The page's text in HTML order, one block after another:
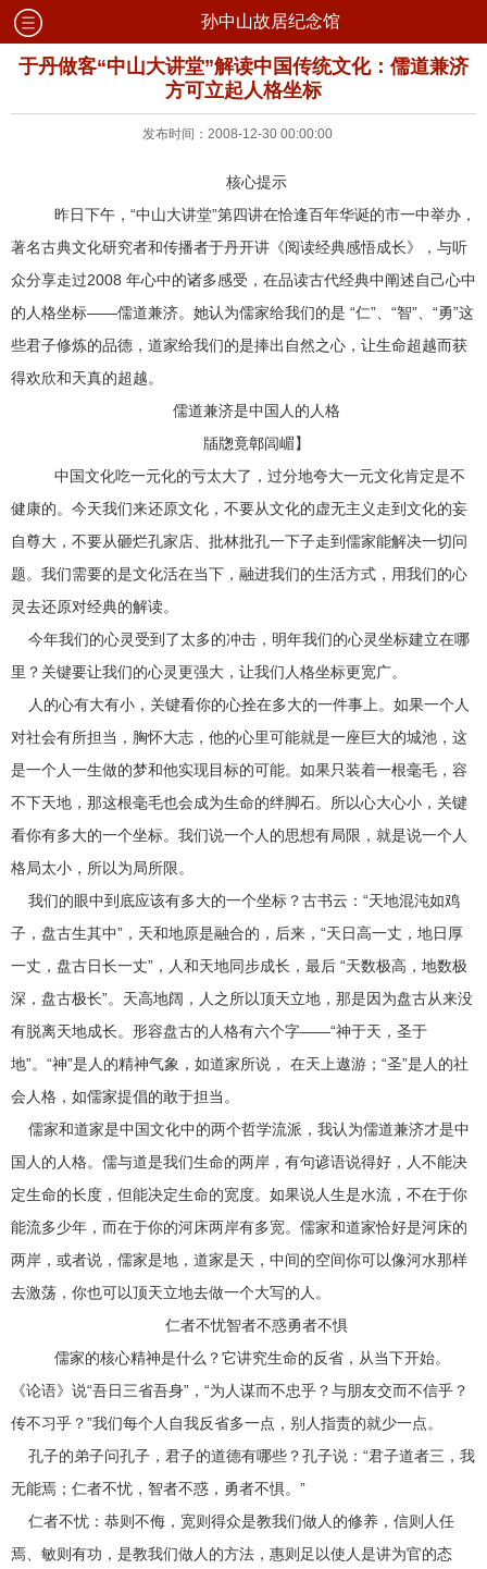
孙中山故居纪念馆
于丹做客“中山大讲堂”解读中国传统文化：儒道兼济
方可立起人格坐标
发布时间：2008-12-30 00:00:00
核心提示
昨日下午，“中山大讲堂”第四讲在恰逢百年华诞的市一中举办，
著名古典文化研究者和传播者于丹开讲《阅读经典感悟成长》，与听
众分享走过2008 年心中的诸多感受，在品读古代经典中阐述自己心中
的人格坐标——儒道兼济。她认为儒家给我们的是 “仁”、“智”、“勇”这
些君子修炼的品德，道家给我们的是捧出自然之心，让生命超越而获
得欢欣和天真的超越。
儒道兼济是中国人的人格
牐牎竟鄣闾嵋】
中国文化吃一元化的亏太大了，过分地夸大一元文化肯定是不
健康的。今天我们来还原文化，不要从文化的虚无主义走到文化的妄
自尊大，不要从砸烂孔家店、批林批孔一下子走到儒家能解决一切问
题。我们需要的是文化活在当下，融进我们的生活方式，用我们的心
灵去还原对经典的解读。
今年我们的心灵受到了太多的冲击，明年我们的心灵坐标建立在哪
里？关键要让我们的心灵更强大，让我们人格坐标更宽广。
人的心有大有小，关键看你的心拴在多大的一件事上。如果一个人
对社会有所担当，胸怀大志，他的心里可能就是一座巨大的城池，这
是一个人一生做的梦和他实现目标的可能。如果只装着一根毫毛，容
不下天地，那这根毫毛也会成为生命的绊脚石。所以心大心小，关键
看你有多大的一个坐标。我们说一个人的思想有局限，就是说一个人
格局太小，所以为局所限。
我们的眼中到底应该有多大的一个坐标？古书云：“天地混沌如鸡
子，盘古生其中”，天和地原是融合的，后来，“天日高一丈，地日厚
一丈，盘古日长一丈”，人和天地同步成长，最后 “天数极高，地数极
深，盘古极长”。天高地阔，人之所以顶天立地，那是因为盘古从来没
有脱离天地成长。形容盘古的人格有六个字——“神于天，圣于
地”。“神”是人的精神气象，如道家所说， 在天上遨游；“圣”是人的社
会人格，如儒家提倡的敢于担当。
儒家和道家是中国文化中的两个哲学流派，我认为儒道兼济才是中
国人的人格。儒与道是我们生命的两岸，有句谚语说得好，人不能决
定生命的长度，但能决定生命的宽度。如果说人生是水流，不在于你
能流多少年，而在于你的河床两岸有多宽。儒家和道家恰好是河床的
两岸，或者说，儒家是地，道家是天，中间的空间你可以像河水那样
去激荡，你也可以顶天立地去做一个大写的人。
仁者不忧智者不惑勇者不惧
儒家的核心精神是什么？它讲究生命的反省，从当下开始。
《论语》说“吾日三省吾身”，“为人谋而不忠乎？与朋友交而不信乎？
传不习乎？”我们每个人自我反省多一点，别人指责的就少一点。
孔子的弟子问孔子，君子的道德有哪些？孔子说：“君子道者三，我
无能焉；仁者不忧，智者不惑，勇者不惧。”
仁者不忧：恭则不侮，宽则得众是教我们做人的修养，信则人任
焉、敏则有功，是教我们做人的方法，惠则足以使人是讲为官的态